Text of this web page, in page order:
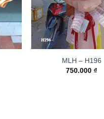
MLH – H196
750.000₫